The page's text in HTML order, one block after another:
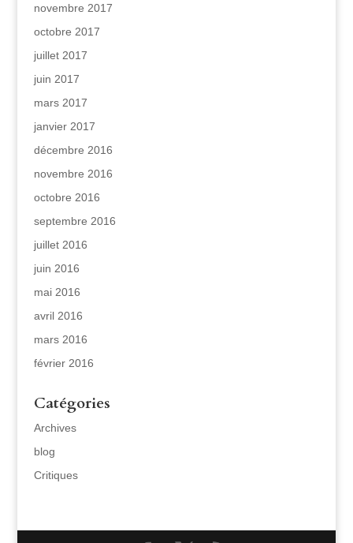
novembre 2017
octobre 2017
juillet 2017
juin 2017
mars 2017
janvier 2017
décembre 2016
novembre 2016
octobre 2016
septembre 2016
juillet 2016
juin 2016
mai 2016
avril 2016
mars 2016
février 2016
Catégories
Archives
blog
Critiques